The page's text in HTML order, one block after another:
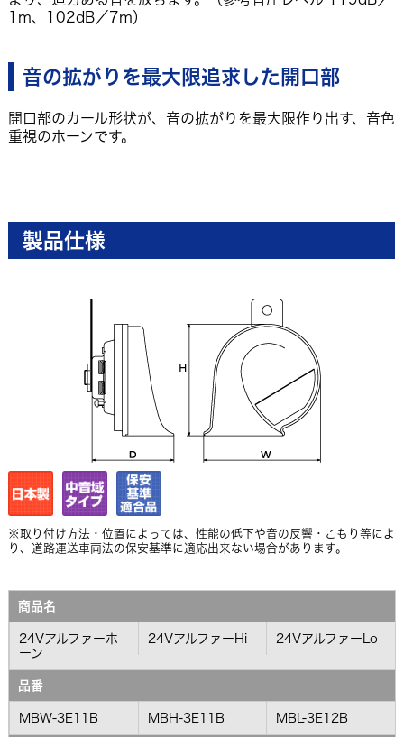
1m、102dB／7m）
音の拡がりを最大限追求した開口部
開口部のカール形状が、音の拡がりを最大限作り出す、音色
重視のホーンです。
製品仕様
※取り付け方法・位置によっては、性能の低下や音の反響・こもり等によ
り、道路運送車両法の保安基準に適応出来ない場合があります。
商品名
24Vアルファーホ
ーン
24VアルファーHi 24VアルファーLo
品番
MBW-3E11B MBH-3E11B MBL-3E12B